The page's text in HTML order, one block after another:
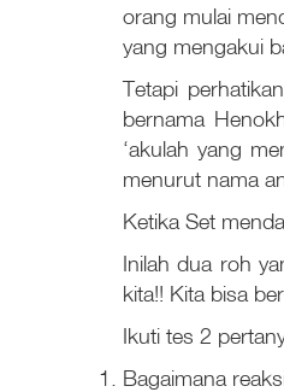
orang mulai
yang mengakui
Tetapi
bernama
‘akulah yang
menurut nama
Ketika Set
Inilah dua roh
kita!! Kita bisa
Ikuti tes 2
Bagaimana